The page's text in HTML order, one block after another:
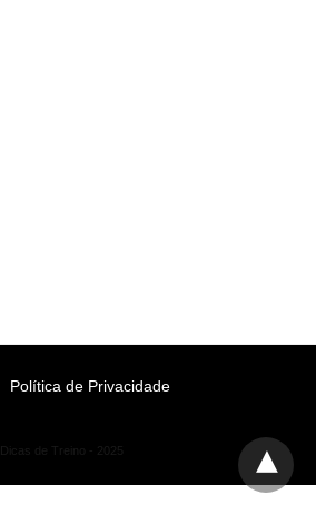
Política de Privacidade
Dicas de Treino - 2025